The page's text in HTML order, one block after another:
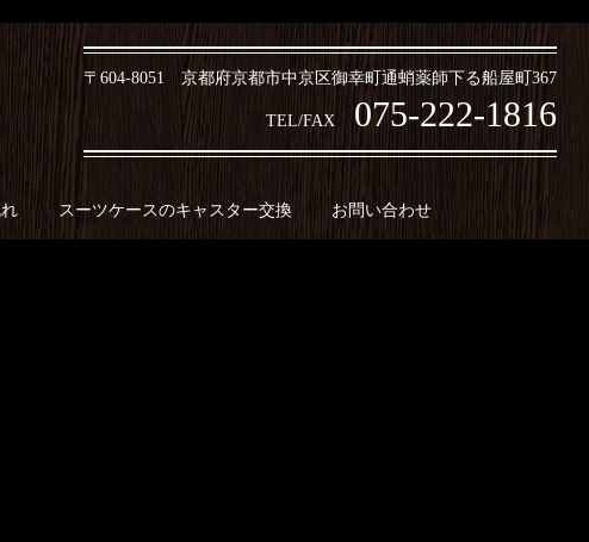
〒604-8051 京都府京都市中京区御幸町通蛸薬師下る船屋町367
TEL/FAX 075-222-1816
スーツケースのキャスター交換 お問い合わせ